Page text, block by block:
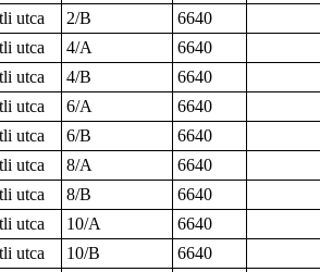
utca 2/B
6640
utca 4/A
6640
utca 4/B
6640
utca 6/A
6640
utca 6/B
6640
utca 8/A
6640
utca 8/B
6640
utca 10/A
6640
utca 10/B
6640